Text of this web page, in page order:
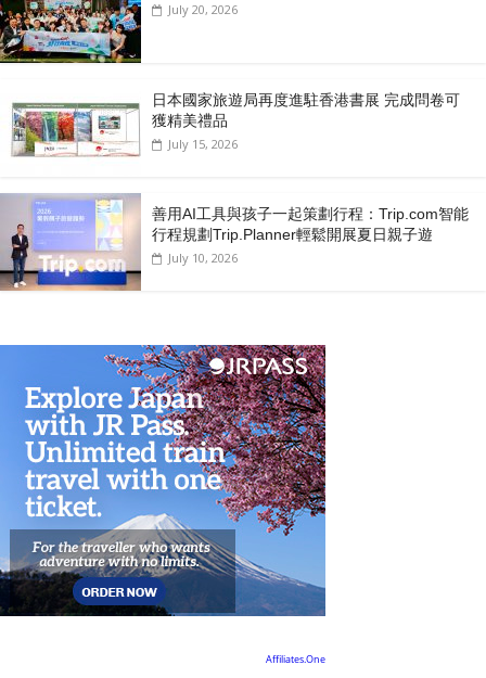
July 20, 2026
日本國家旅遊局再度進駐香港書展 完成問卷可
獲精美禮品
July 15, 2026
善用AI工具與孩子一起策劃行程：Trip.com智能
行程規劃Trip.Planner輕鬆開展夏日親子遊
July 10, 2026